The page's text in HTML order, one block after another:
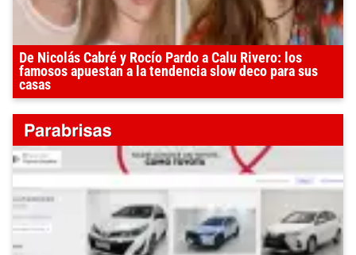
De Nicolás Cabré y Rocío Pardo a Calu Rivero: los
famosos apuestan a la tendencia slow deco para sus
casas